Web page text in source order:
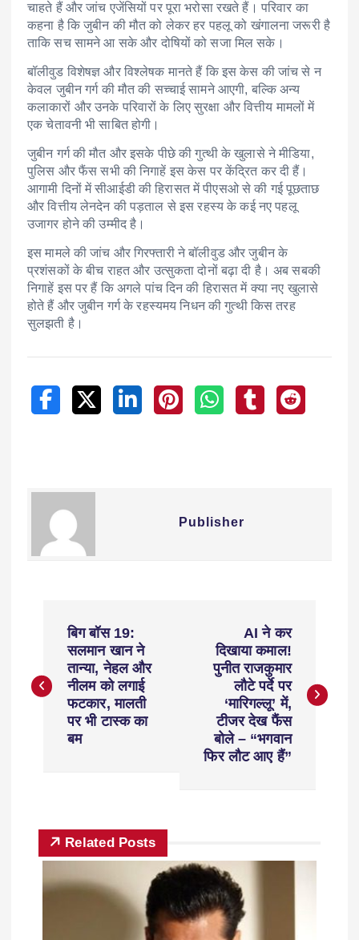
चाहते हैं और जांच एजेंसियों पर पूरा भरोसा रखते हैं। परिवार का
कहना है कि जुबीन की मौत को लेकर हर पहलू को खंगालना जरूरी है
ताकि सच सामने आ सके और दोषियों को सजा मिल सके।
बॉलीवुड विशेषज्ञ और विश्लेषक मानते हैं कि इस केस की जांच से न
केवल जुबीन गर्ग की मौत की सच्चाई सामने आएगी, बल्कि अन्य
कलाकारों और उनके परिवारों के लिए सुरक्षा और वित्तीय मामलों में
एक चेतावनी भी साबित होगी।
जुबीन गर्ग की मौत और इसके पीछे की गुत्थी के खुलासे ने मीडिया,
पुलिस और फैंस सभी की निगाहें इस केस पर केंद्रित कर दी हैं।
आगामी दिनों में सीआईडी की हिरासत में पीएसओ से की गई पूछताछ
और वित्तीय लेनदेन की पड़ताल से इस रहस्य के कई नए पहलू
उजागर होने की उम्मीद है।
इस मामले की जांच और गिरफ्तारी ने बॉलीवुड और जुबीन के
प्रशंसकों के बीच राहत और उत्सुकता दोनों बढ़ा दी है। अब सबकी
निगाहें इस पर हैं कि अगले पांच दिन की हिरासत में क्या नए खुलासे
होते हैं और जुबीन गर्ग के रहस्यमय निधन की गुत्थी किस तरह
सुलझती है।
Publisher
बिग बॉस 19:
सलमान खान ने
तान्या, नेहल और
नीलम को लगाई
फटकार, मालती
पर भी टास्क का
बम
AI ने कर
दिखाया कमाल!
पुनीत राजकुमार
लौटे पर्दे पर
‘मारिगल्लू’ में,
टीजर देख फैंस
बोले – “भगवान
फिर लौट आए हैं”
Related Posts